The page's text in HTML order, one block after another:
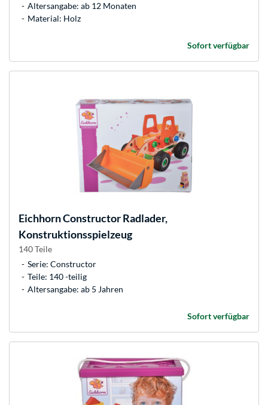
Altersangabe: ab 12 Monaten
Material: Holz
Sofort verfügbar
EichhornConstructor Radlader,
Konstruktionsspielzeug
140 Teile
Serie: Constructor
Teile: 140 -teilig
Altersangabe: ab 5 Jahren
Sofort verfügbar